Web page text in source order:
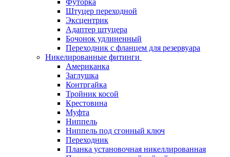
Футорка
Штуцер переходной
Эксцентрик
Адаптер штуцера
Бочонок удлиненный
Переходник с фланцем для резервуара
Никелированные фитинги
Американка
Заглушка
Контргайка
Тройник косой
Крестовина
Муфта
Ниппель
Ниппель под сгонный ключ
Переходник
Планка установочная никеллированная